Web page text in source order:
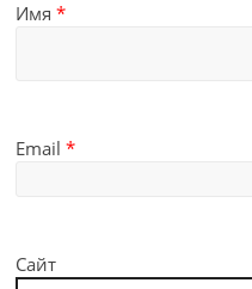
Имя*
Email*
Сайт